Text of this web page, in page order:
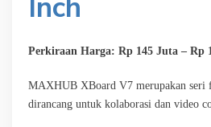
Inch
Perkiraan Harga: Rp 145 Juta – Rp
MAXHUB XBoard V7 merupakan seri
dirancang untuk kolaborasi dan video